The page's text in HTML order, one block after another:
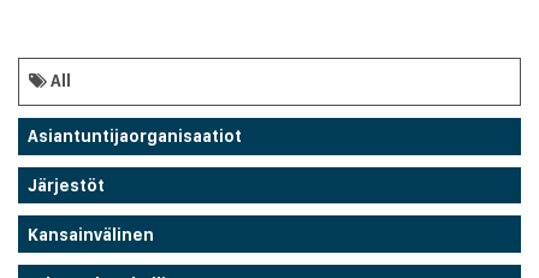
All
Asiantuntijaorganisaatiot
Järjestöt
Kansainvälinen